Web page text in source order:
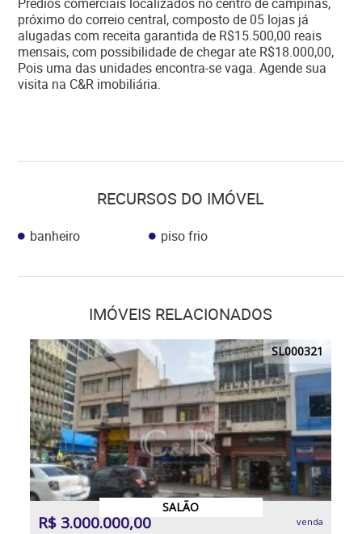
próximo do correio central, composto de 05 lojas já
alugadas com receita garantida de R$15.500,00 reais
mensais, com possibilidade de chegar ate R$18.000,00,
Pois uma das unidades encontra-se vaga. Agende sua
visita na C&R imobiliária.
RECURSOS DO IMÓVEL
banheiro piso frio
IMÓVEIS RELACIONADOS
SL000321
SALÃO
R$ 3.000.000,00 venda